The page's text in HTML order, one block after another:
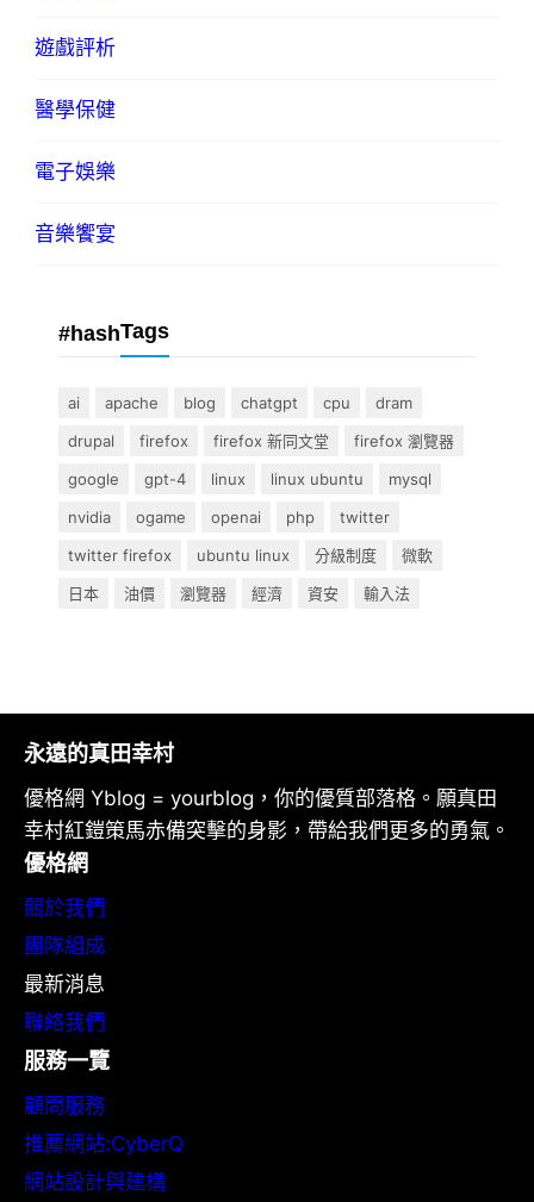
遊戲評析
醫學保健
電子娛樂
音樂饗宴
#hashTags
ai apache blog chatgpt cpu
dram
drupal
firefox firefox 新同文堂
firefox 瀏覽器
google
gpt-4 linux linux ubuntu
mysql
nvidia
ogame openai php
twitter
twitter firefox
ubuntu linux 分級制度
微軟
日本
油價 瀏覽器 經濟 資安 輸入法
永遠的真田幸村
優格網 Yblog = yourblog，你的優質部落格。願真田
幸村紅鎧策馬赤備突擊的身影，帶給我們更多的勇氣。
優格網
關於我們
團隊組成
最新消息
聯絡我們
服務一覽
顧問服務
推薦網站:CyberQ
網站設計與建構